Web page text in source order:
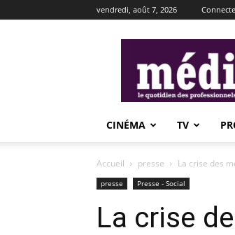
vendredi, août 7, 2026
CINÉMA TV
Accueil presse La crise des
presse Presse - Social
La crise